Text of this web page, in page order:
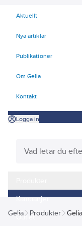
Aktuellt
Nya artiklar
Publikationer
Om Gelia
Kontakt
Logga in
Kampanjer
Outlet
Gelia Produkter